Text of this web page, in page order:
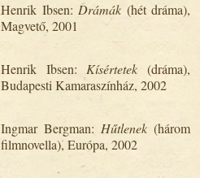
Henrik Ibsen: Drámák (hét dráma),
Magvető, 2001
Henrik Ibsen: Kísértetek (dráma),
Budapesti Kamaraszínház, 2002
Ingmar Bergman: Hűtlenek (három
filmnovella), Európa, 2002